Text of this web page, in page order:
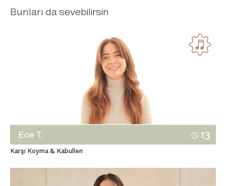
Bunları da sevebilirsin
Karşı Koyma & Kabullen